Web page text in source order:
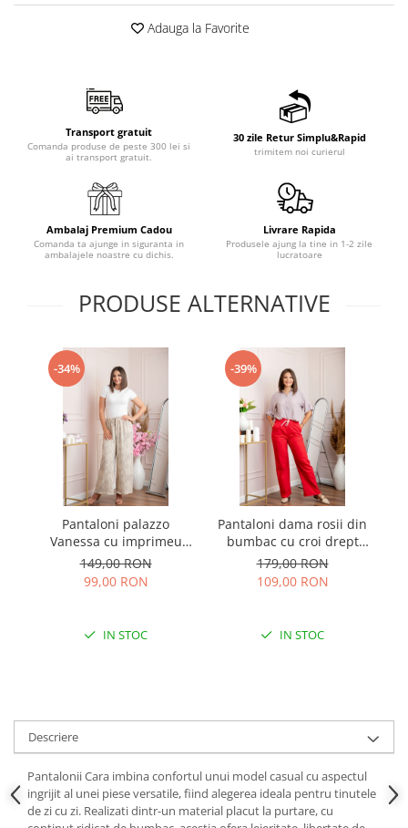
Adauga la Favorite
Transport gratuit
Comanda produse de peste 300 lei si
ai transport gratuit.
30 zile Retur Simplu&Rapid
trimitem noi curierul
Ambalaj Premium Cadou
Comanda ta ajunge in siguranta in
ambalajele noastre cu dichis.
Livrare Rapida
Produsele ajung la tine in 1-2 zile
lucratoare
PRODUSE ALTERNATIVE
-34%
Pantaloni palazzo
Vanessa cu imprimeu
abstract - Crem
149,00 RON
99,00 RON
IN STOC
-39%
Pantaloni dama rosii din
bumbac cu croi drept
Cara
179,00 RON
109,00 RON
IN STOC
Descriere
Pantalonii Cara imbina confortul unui model casual cu aspectul
ingrijit al unei piese versatile, fiind alegerea ideala pentru tinutele
de zi cu zi. Realizati dintr-un material placut la purtare, cu